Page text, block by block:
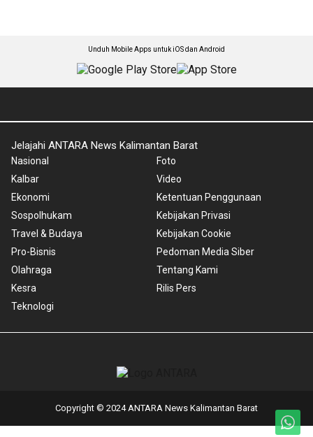
Unduh Mobile Apps untuk iOS dan Android
Jelajahi ANTARA News Kalimantan Barat
Nasional
Kalbar
Ekonomi
Sospolhukam
Travel & Budaya
Pro-Bisnis
Olahraga
Kesra
Teknologi
Foto
Video
Ketentuan Penggunaan
Kebijakan Privasi
Kebijakan Cookie
Pedoman Media Siber
Tentang Kami
Rilis Pers
Copyright © 2024 ANTARA News Kalimantan Barat